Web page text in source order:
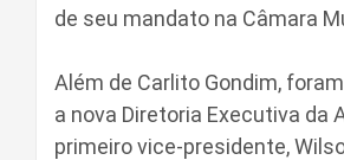
de seu mandato na Câmara
Além de Carlito Gondim,
a nova Diretoria Executiva da
primeiro vice-presidente,